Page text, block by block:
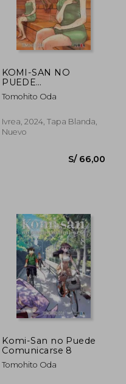
KOMI-SAN NO
PUEDE
COMUNICARSE 14
Tomohito Oda
Ivrea, 2024, Tapa Blanda,
Nuevo
Komi-San no Puede
Comunicarse 8
Tomohito Oda